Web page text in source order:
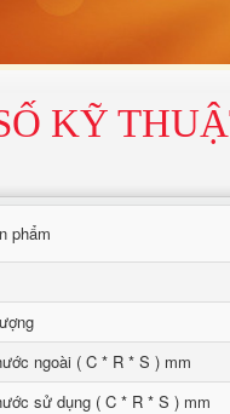
KỸ
phẩm
ngoài ( C * R * S ) mm
sử dụng ( C * R * S ) mm